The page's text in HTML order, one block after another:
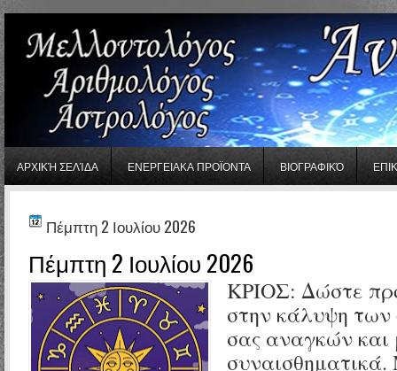
ΑΡΧΙΚΉ ΣΕΛΊΔΑ ΕΝΕΡΓΕΙΑΚΑ ΠΡΟΪΟΝΤΑ ΒΙΟΓΡΑΦΙΚΌ
Πέμπτη 2 Ιουλίου 2026
Πέμπτη 2 Ιουλίου 2026
ΚΡΙΟΣ: Δώστε
στην κάλυψη των
σας αναγκών και